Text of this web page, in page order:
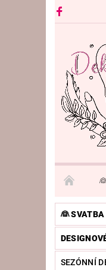
PRO
👰
SEZÓNNÍ